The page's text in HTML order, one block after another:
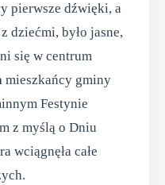
pierwsze dźwięki, a
dziećmi, było jasne,
się w centrum
mieszkańcy gminy
Festynie
z myślą o Dniu
wciągnęła całe